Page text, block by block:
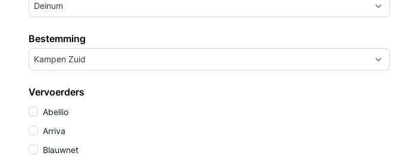
Deinum
Bestemming
Kampen Zuid
Vervoerders
Abellio
Arriva
Blauwnet